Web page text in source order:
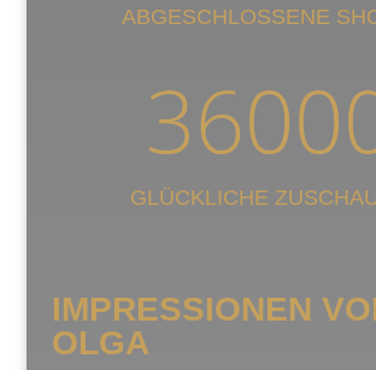
ABGESCHLOSSENE
GLÜCKLICHE
IMPRESSIONEN
OLGA